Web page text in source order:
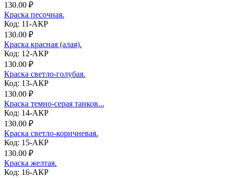
130.00 ₽
Краска песочная.
Код: 11-АКР
130.00 ₽
Краска красная (алая).
Код: 12-АКР
130.00 ₽
Краска светло-голубая.
Код: 13-АКР
130.00 ₽
Краска темно-серая танков...
Код: 14-АКР
130.00 ₽
Краска светло-коричневая.
Код: 15-АКР
130.00 ₽
Краска желтая.
Код: 16-АКР